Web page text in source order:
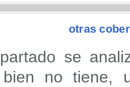
otras
se
no tiene,